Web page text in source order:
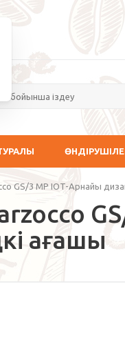
GS/3 MP IOT-Арнайы
ағашы